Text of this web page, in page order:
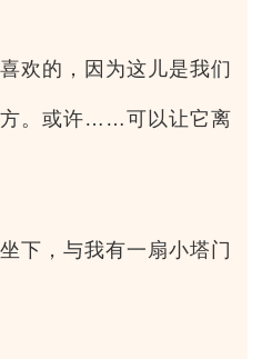
欢的，因为这儿是我们
方。或许……可以让它离
下，与我有一扇小塔门